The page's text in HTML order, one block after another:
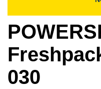
030